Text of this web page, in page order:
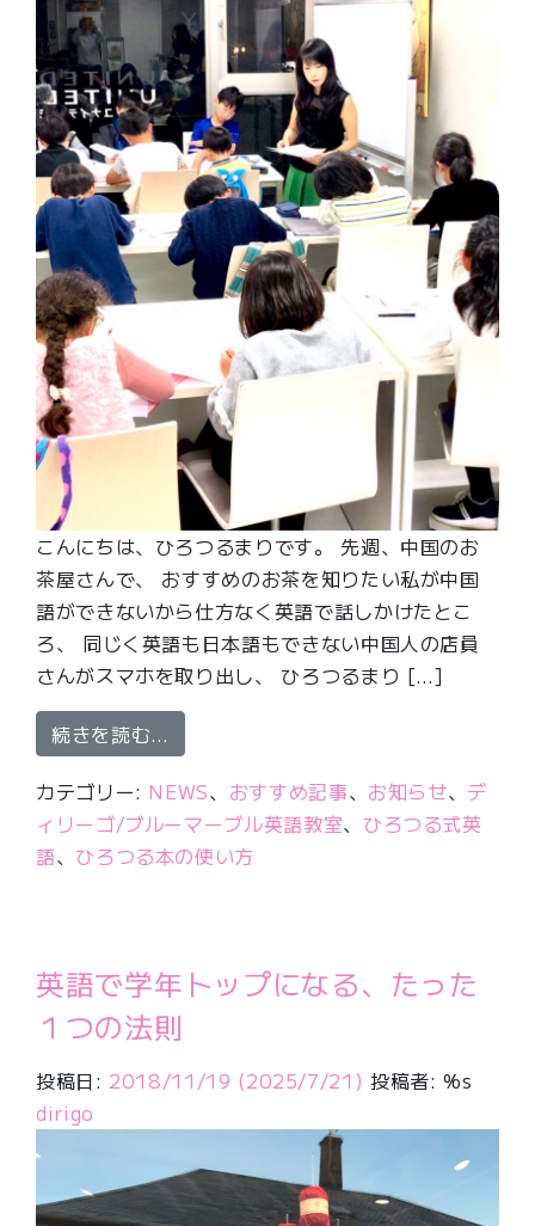
こんにちは、ひろつるまりです。 先週、中国のお
茶屋さんで、 おすすめのお茶を知りたい私が中国
語ができないから仕方なく英語で話しかけたとこ
ろ、 同じく英語も日本語もできない中国人の店員
さんがスマホを取り出し、 ひろつるまり […]
続きを読む…
カテゴリー: NEWS、 おすすめ記事、 お知らせ、 デ
ィリーゴ/ブルーマーブル英語教室、 ひろつる式英
語、 ひろつる本の使い方
英語で学年トップになる、たった
１つの法則
投稿日: 2018/11/19 (2025/7/21) 投稿者: %s
dirigo